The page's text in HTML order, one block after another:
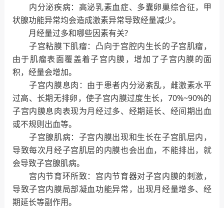
内分泌疾病：高泌乳素血症、多囊卵巢综合征，甲
状腺功能异常均会造成激素异常导致经量减少。
月经量过多和哪些因素有关?
子宫粘膜下肌瘤：凸向于宫腔内生长的子宫肌瘤，
由于肌瘤表面覆盖着子宫内膜，增加了子宫内膜的面
积，经量会增加。
子宫内膜息肉：由于患者内分泌紊乱，雌激素水平
过高、长期无排卵，使子宫内膜过度生长，70%~90%的
子宫内膜息肉表现为月经过多、经期延长、经间期出血
或不规则出血等。
子宫腺肌病：子宫内膜出现和生长在子宫肌层内，
导致每次月经子宫肌层的内膜也会出血，不能排出，就
会导致子宫腺肌病。
宫内节育环所致：宫内节育器对子宫内膜的刺激，
导致子宫内膜局部凝血功能异常，出现月经量增多、经
期延长等副作用。